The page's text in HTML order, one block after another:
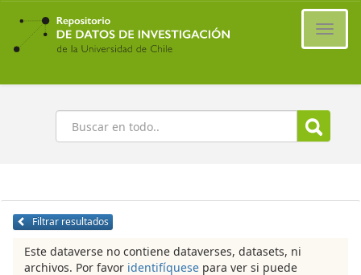
Ir
contenido
principal
Buscar
Filtrar resultados
Este dataverse no contiene dataverses, datasets, ni
archivos. Por favor identifíquese para ver si puede